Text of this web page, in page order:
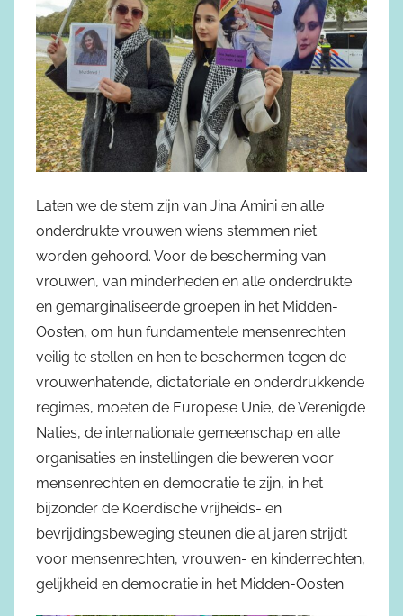
Laten we de stem zijn van Jina Amini en alle
onderdrukte vrouwen wiens stemmen niet
worden gehoord. Voor de bescherming van
vrouwen, van minderheden en alle onderdrukte
en gemarginaliseerde groepen in het Midden-
Oosten, om hun fundamentele mensenrechten
veilig te stellen en hen te beschermen tegen de
vrouwenhatende, dictatoriale en onderdrukkende
regimes, moeten de Europese Unie, de Verenigde
Naties, de internationale gemeenschap en alle
organisaties en instellingen die beweren voor
mensenrechten en democratie te zijn, in het
bijzonder de Koerdische vrijheids- en
bevrijdingsbeweging steunen die al jaren strijdt
voor mensenrechten, vrouwen- en kinderrechten,
gelijkheid en democratie in het Midden-Oosten.